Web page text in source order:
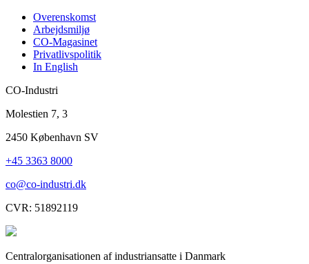
Overenskomst
Arbejdsmiljø
CO-Magasinet
Privatlivspolitik
In English
CO-Industri
Molestien 7, 3
2450 København SV
+45 3363 8000
co@co-industri.dk
CVR: 51892119
Centralorganisationen af industriansatte i Danmark